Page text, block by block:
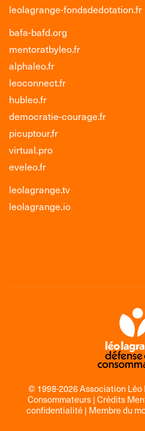
leolagrange-fondsdedotation.fr
bafa-bafd.org
mentoratbyleo.fr
alphaleo.fr
leoconnect.fr
hubleo.fr
democratie-courage.fr
picuptour.fr
virtual.pro
eveleo.fr
leolagrange.tv
leolagrange.io
© 1998-2026 Association Léo
Consommateurs |Crédits
confidentialité| Membre du